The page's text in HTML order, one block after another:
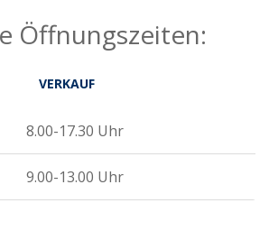
Öffnungszeiten:
VERKAUF
8.00-17.30 Uhr
9.00-13.00 Uhr